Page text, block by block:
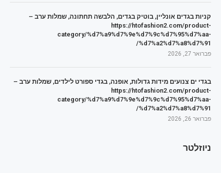
קניות בגדים אונליין, בוטיק בגדים, הלבשה תחתונה, שמלות ערב –
https://htofashion2.com/product-
category/%d7%a9%d7%9e%d7%9c%d7%95%d7%aa-
%d7%a2%d7%a8%d7%91/
פברואר 27, 2026
בגדי ים צנועים מידות גדולות, אופנה, בגדי ספורט לילדים, שמלות ערב –
https://htofashion2.com/product-
category/%d7%a9%d7%9e%d7%9c%d7%95%d7%aa-
%d7%a2%d7%a8%d7%91/
פברואר 26, 2026
ניוזלטר